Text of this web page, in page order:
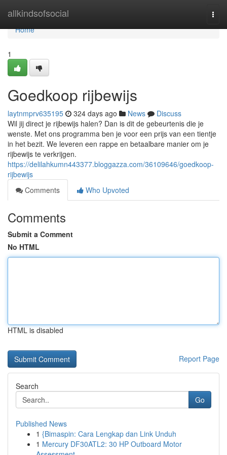
allkindsofsocial
Home
Home
1
Goedkoop rijbewijs
laytnmprv635195 324 days ago News
Discuss
Wil jij direct je rijbewijs halen? Dan is dit de gebeurtenis die je
wenste. Met ons programma ben je voor een prijs van een tientje
in het bezit. We leveren een rappe en betaalbare manier om je
rijbewijs te verkrijgen.
https://delilahkumn443377.bloggazza.com/36109646/goedkoop-
rijbewijs
Comments
Who Upvoted
Comments
Submit a Comment
No HTML
HTML is disabled
Report Page
Search
Go
Published News
1 {Bimaspin: Cara Lengkap dan Link Unduh
1 Mercury DF30ATL2: 30 HP Outboard Motor